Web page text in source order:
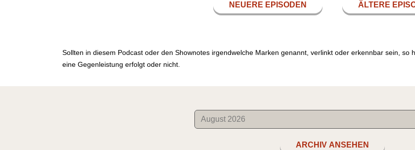
NEUERE EPISODEN ÄLTERE
Sollten in diesem Podcast oder den Shownotes irgendwelche Marken genannt, verlinkt oder erkennbar sein,
eine Gegenleistung erfolgt oder nicht.
ARCHIV ANSEHEN